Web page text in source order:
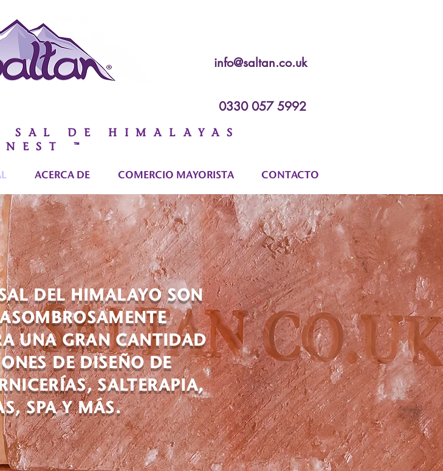
info@saltan.co.uk
0330 057 5992
SAL DE HIMALAYAS
™
ACERCA DE COMERCIO MAYORISTA CONTACTO
DEL HIMALAYO SON
UNA GRAN CANTIDAD
DE DISEÑO DE
SALTERAPIA,
SPA Y MÁS.